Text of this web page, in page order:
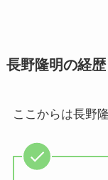
長野隆明の経歴
ここからは長野